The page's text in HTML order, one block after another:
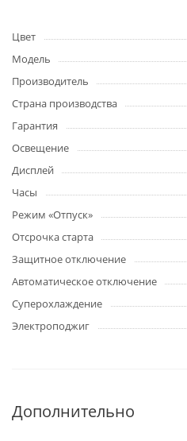
Цвет
Модель
Производитель
Страна производства
Гарантия
Освещение
Дисплей
Часы
Режим «Отпуск»
Отсрочка старта
Защитное отключение
Автоматическое отключение
Суперохлаждение
Электроподжиг
Дополнительно